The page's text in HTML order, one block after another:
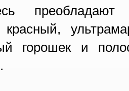
преобладают
горошек и